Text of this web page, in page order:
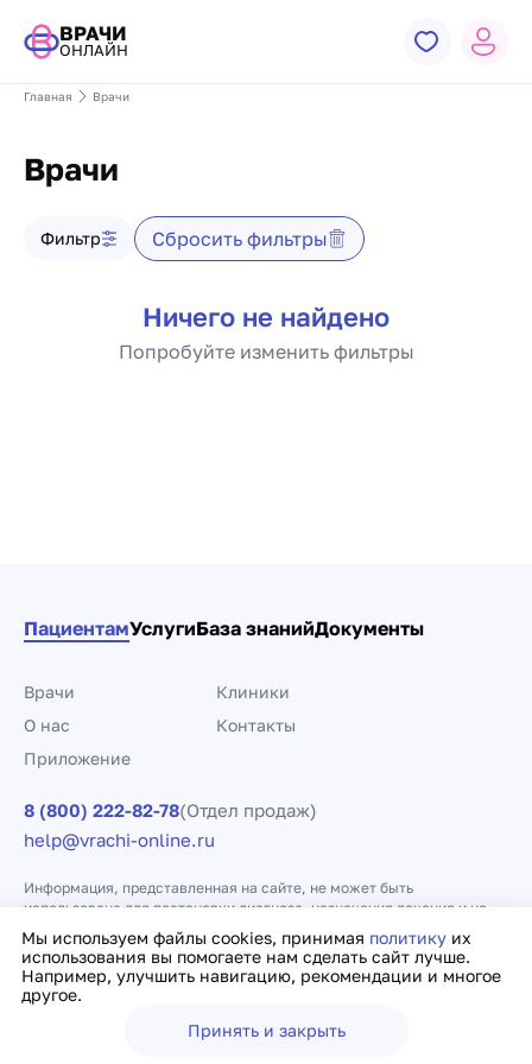
ВРАЧИ
ОНЛАЙН
Главная Врачи
Врачи
Фильтр врачей
Фильтр Сбросить фильтры
Список врачейНичего не найдено
Попробуйте изменить фильтры
Мы используем файлы cookies, принимая политику их
использования вы помогаете нам сделать сайт лучше.
Например, улучшить навигацию, рекомендации и многое
другое.
Принять и закрыть
ПациентамУслугиБаза знанийДокументы
Врачи
Клиники
О нас
Контакты
Приложение
8 (800) 222-82-78(Отдел продаж)
help@vrachi-online.ru
Информация, представленная на сайте, не может быть
использована для постановки диагноза, назначения лечения и не
заменяет прием врача.
Политика конфиденциальности Договор оферты